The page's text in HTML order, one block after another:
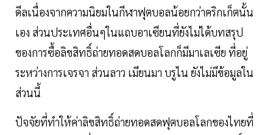
ดีลเนื่องจากความนิยมในกีฬาฟุตบอลน้อยกว่าคริกเก็ตนั้น
เอง ส่วนประเทศอื่นๆในแถบอาเซียนที่ยังไม่ได้บทสรุป
ของการซื้อลิขสิทธิ์ถ่ายทอดสดบอลโลกก็มีมาเลเซีย ที่อยู่
ระหว่างการเจรจา ส่วนลาว เมียนมา บรูไน ยังไม่มีข้อมูลใน
ส่วนนี้
ปัจจัยที่ทำให้ค่าลิขสิทธิ์ถ่ายทอดสดฟุตบอลโลกของไทยที่